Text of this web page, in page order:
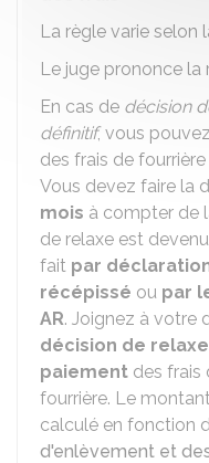
La règle varie selon
Le juge prononce la
En cas de décision
définitif, vous
des frais de
Vous devez faire la
mois à compter de
de relaxe est
fait par
récépissé ou par
AR. Joignez à votre
décision de relaxe
paiement des frais
fourrière. Le
calculé en fonction
d'enlèvement et